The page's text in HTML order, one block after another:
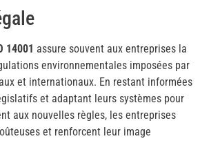
14001 assure souvent aux entreprises la
environnementales imposées par
et internationaux. En restant informées
et adaptant leurs systèmes pour
aux nouvelles règles, les entreprises
et renforcent leur image